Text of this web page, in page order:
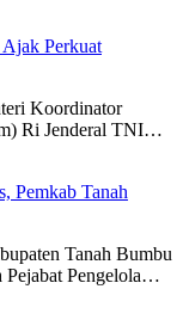
Perkuat
Koordinator
Ri Jenderal TNI…
Pemkab Tanah
Tanah Bumbu
Pejabat Pengelola…